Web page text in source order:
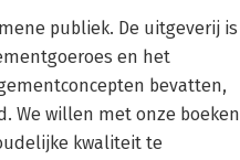
publiek. De uitgeverij is
en het
bevatten,
We willen met onze boeken
kwaliteit te